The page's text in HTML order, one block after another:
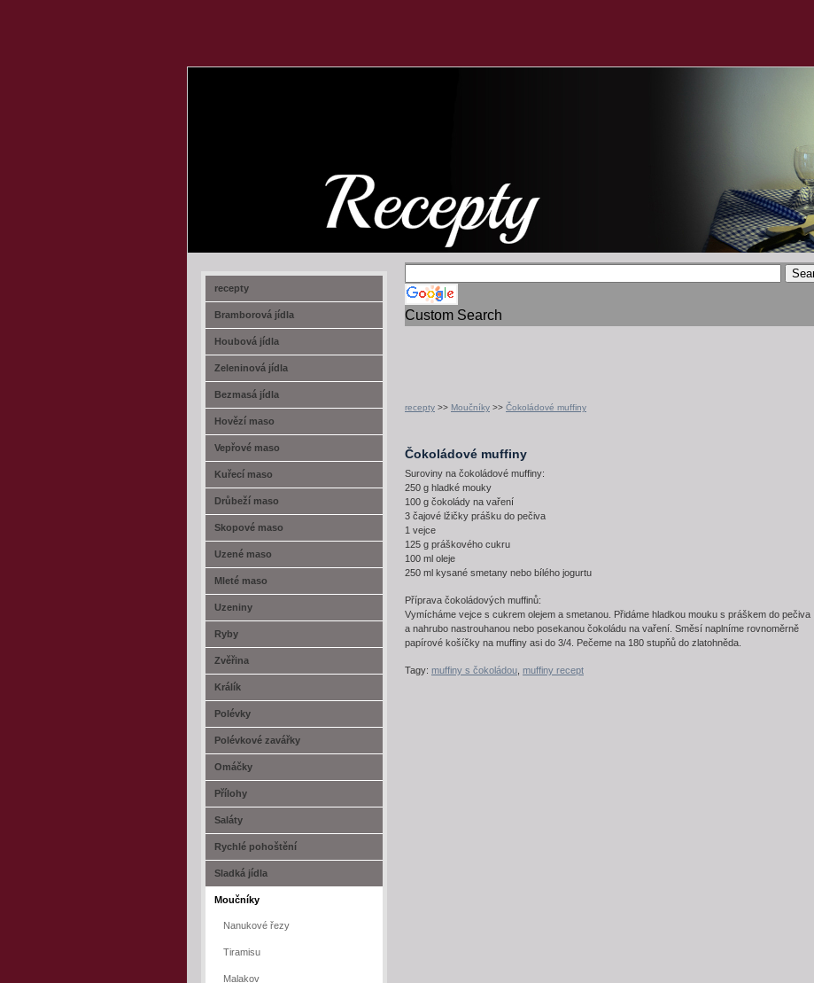
Custom Search
recepty >> Moučníky >> Čokoládové muffiny
Čokoládové muffiny
Suroviny na čokoládové muffiny:
250 g hladké mouky
100 g čokolády na vaření
3 čajové lžičky prášku do pečiva
1 vejce
125 g práškového cukru
100 ml oleje
250 ml kysané smetany nebo bílého jogurtu
Příprava čokoládových muffinů:
Vymícháme vejce s cukrem olejem a smetanou. Přidáme hladkou mouku s práškem do pečiva
a nahrubo nastrouhanou nebo posekanou čokoládu na vaření. Směsí naplníme rovnoměrně
papírové košíčky na muffiny asi do 3/4. Pečeme na 180 stupňů do zlatohněda.
Tagy: muffiny s čokoládou muffiny recept
recepty
Bramborová jídla
Houbová jídla
Zeleninová jídla
Bezmasá jídla
Hovězí maso
Vepřové maso
Kuřecí maso
Drůbeží maso
Skopové maso
Uzené maso
Mleté maso
Uzeniny
Ryby
Zvěřina
Králík
Polévky
Polévkové zavářky
Omáčky
Přílohy
Saláty
Rychlé pohoštění
Sladká jídla
Moučníky
Nanukové řezy
Tiramisu
Malakov